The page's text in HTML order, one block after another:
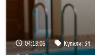
04:18:06 Купили: 34